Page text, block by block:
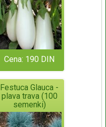
Cena: 190 DIN
Festuca Glauca -
plava trava (100
semenki)